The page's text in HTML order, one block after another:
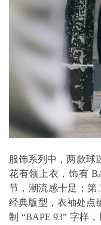
服饰系列中，两款球
花有领上衣，饰有
节，潮流感十足；第
经典版型，衣袖处点
制 “BAPE 93” 字样